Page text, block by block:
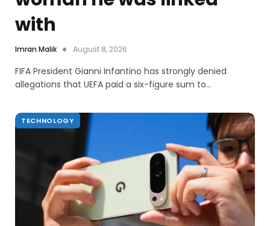
with
Imran Malik August 8, 2026
FIFA President Gianni Infantino has strongly denied
allegations that UEFA paid a six-figure sum to…
TECHNOLOGY